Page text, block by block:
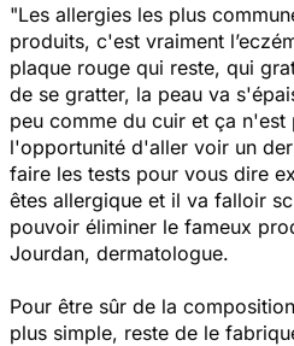
"Les allergies les plus
produits, c'est vraiment
plaque rouge qui reste, qui
de se gratter, la peau va
peu comme du cuir et ça n'est
l'opportunité d'aller voir un
faire les tests pour vous dire
êtes allergique et il va falloir
pouvoir éliminer le fameux
Jourdan, dermatologue.
Pour être sûr de la
plus simple, reste de le